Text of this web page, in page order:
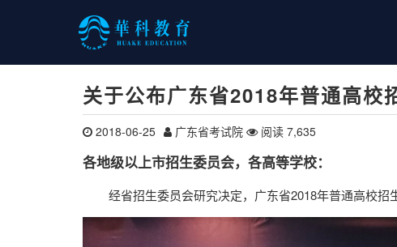
关于公布广东省2018年普通高校
2018-06-25 广东省考试院 阅读 7,635
各地级以上市招生委员会，各高等学校：
经省招生委员会研究决定，广东省2018年普通高校招